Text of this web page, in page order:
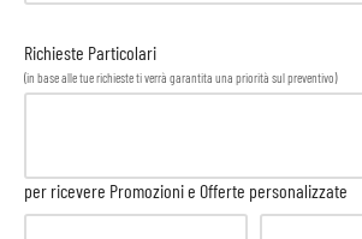
Richieste Particolari
(in base alle tue richieste ti verrà garantita una priorità sul preventivo)
per ricevere Promozioni e Offerte personalizzate